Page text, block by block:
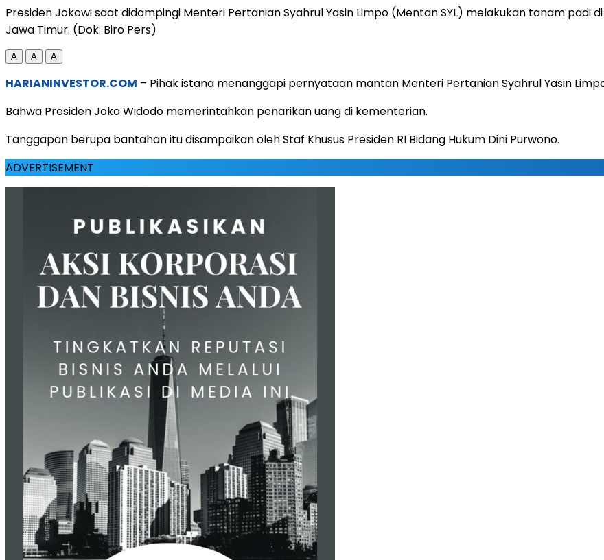
Presiden Jokowi saat didampingi Menteri Pertanian Syahrul Yasin Limpo (Mentan SYL) melakukan tanam padi
Jawa Timur. (Dok: Biro Pers)
A A A
HARIANINVESTOR.COM – Pihak istana menanggapi pernyataan mantan Menteri Pertanian Syahrul Yasin
Bahwa Presiden Joko Widodo memerintahkan penarikan uang di kementerian.
Tanggapan berupa bantahan itu disampaikan oleh Staf Khusus Presiden RI Bidang Hukum Dini Purwono.
ADVERTISEMENT